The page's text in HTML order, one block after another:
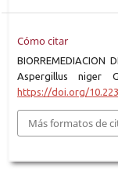
Cómo citar
BIORREMEDIACION
Aspergillus niger
https://doi.org/
Más formatos de